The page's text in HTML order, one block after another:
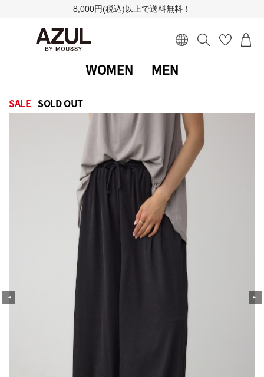
8,000円(税込)以上で送料無料！
WOMEN MEN
SALE SOLD OUT